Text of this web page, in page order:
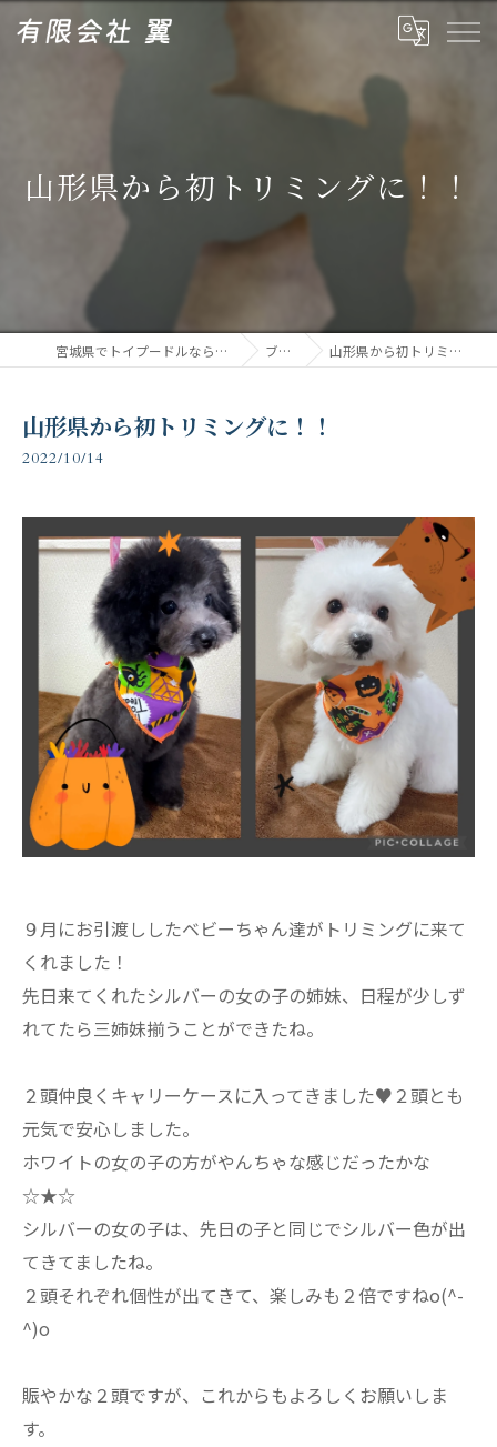
山形県から初トリミングに！！
宮城県でトイプードルなら有限会社翼 ブログ 山形県から初トリミングに！！
山形県から初トリミングに！！
2022/10/14
９月にお引渡ししたベビーちゃん達がトリミングに来て
くれました！
先日来てくれたシルバーの女の子の姉妹、日程が少しず
れてたら三姉妹揃うことができたね。
２頭仲良くキャリーケースに入ってきました♥２頭とも
元気で安心しました。
ホワイトの女の子の方がやんちゃな感じだったかな
☆★☆
シルバーの女の子は、先日の子と同じでシルバー色が出
てきてましたね。
２頭それぞれ個性が出てきて、楽しみも２倍ですねo(^-
^)o
賑やかな２頭ですが、これからもよろしくお願いしま
す。